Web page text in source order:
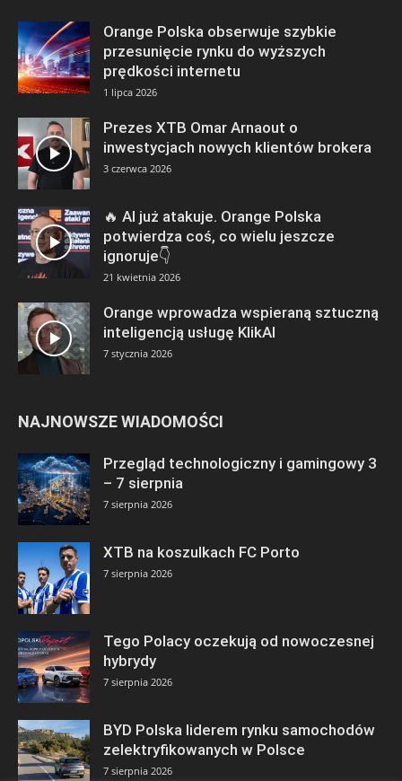
Orange Polska obserwuje szybkie
przesunięcie rynku do wyższych
prędkości internetu
1 lipca 2026
Prezes XTB Omar Arnaout o
inwestycjach nowych klientów brokera
3 czerwca 2026
🔥 AI już atakuje. Orange Polska
potwierdza coś, co wielu jeszcze
ignoruje👇
21 kwietnia 2026
Orange wprowadza wspieraną sztuczną
inteligencją usługę KlikAI
7 stycznia 2026
NAJNOWSZE WIADOMOŚCI
Przegląd technologiczny i gamingowy 3
– 7 sierpnia
7 sierpnia 2026
XTB na koszulkach FC Porto
7 sierpnia 2026
Tego Polacy oczekują od nowoczesnej
hybrydy
7 sierpnia 2026
BYD Polska liderem rynku samochodów
zelektryfikowanych w Polsce
7 sierpnia 2026